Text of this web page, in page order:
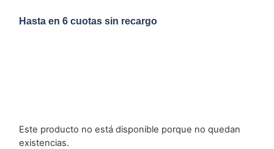
Hasta en 6 cuotas sin recargo
Este producto no está disponible porque no quedan
existencias.